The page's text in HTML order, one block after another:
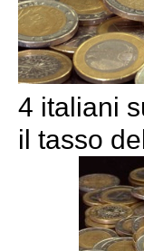
4 italiani
il tasso